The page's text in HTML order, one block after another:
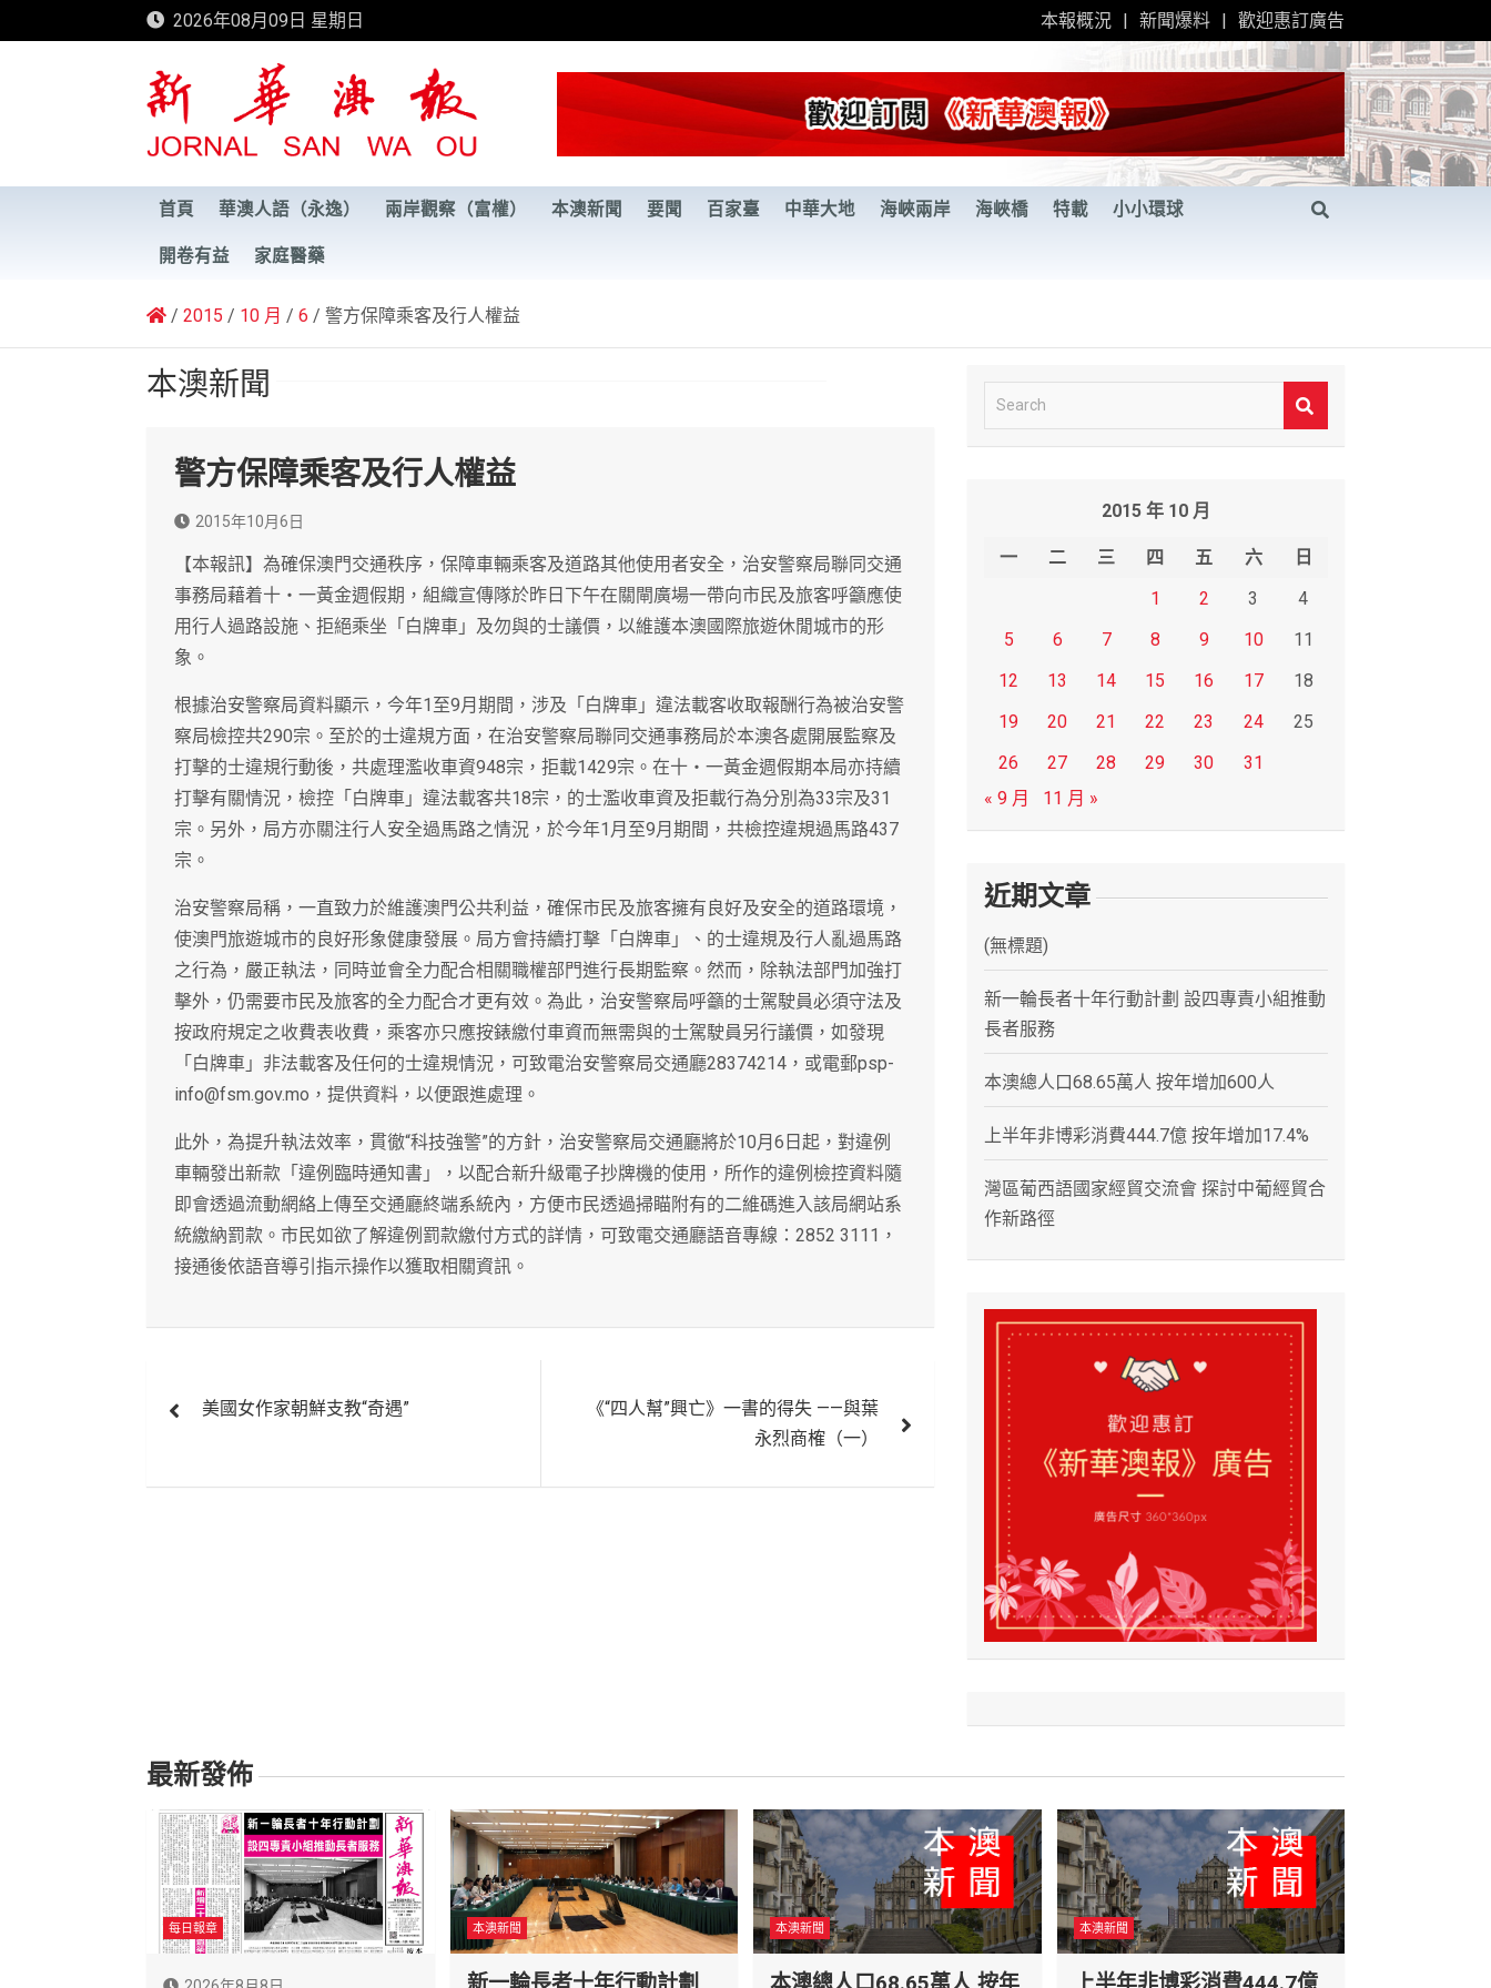
to
2026年08月09日 星期日 本報概況 新聞爆料 歡迎惠訂廣告
新華澳報
首頁 華澳人語（永逸） 兩岸觀察（富權） 本澳新聞 要聞 百家臺 中華大地 海峽兩岸 海峽橋 特載 小小環球
開卷有益 家庭醫藥
2015 10 月 6 警方保障乘客及行人權益
本澳新聞
警方保障乘客及行人權益
2015年10月6日
【本報訊】為確保澳門交通秩序，保障車輛乘客及道路其他使用者安全，治安警察局聯同交通
事務局藉着十‧一黃金週假期，組織宣傳隊於昨日下午在關閘廣場一帶向市民及旅客呼籲應使
用行人過路設施、拒絕乘坐「白牌車」及勿與的士議價，以維護本澳國際旅遊休閒城市的形
象。
根據治安警察局資料顯示，今年1至9月期間，涉及「白牌車」違法載客收取報酬行為被治安警
察局檢控共290宗。至於的士違規方面，在治安警察局聯同交通事務局於本澳各處開展監察及
打擊的士違規行動後，共處理濫收車資948宗，拒載1429宗。在十‧一黃金週假期本局亦持續
打擊有關情況，檢控「白牌車」違法載客共18宗，的士濫收車資及拒載行為分別為33宗及31
宗。另外，局方亦關注行人安全過馬路之情況，於今年1月至9月期間，共檢控違規過馬路437
宗。
治安警察局稱，一直致力於維護澳門公共利益，確保市民及旅客擁有良好及安全的道路環境，
使澳門旅遊城市的良好形象健康發展。局方會持續打擊「白牌車」、的士違規及行人亂過馬路
之行為，嚴正執法，同時並會全力配合相關職權部門進行長期監察。然而，除執法部門加強打
擊外，仍需要市民及旅客的全力配合才更有效。為此，治安警察局呼籲的士駕駛員必須守法及
按政府規定之收費表收費，乘客亦只應按錶繳付車資而無需與的士駕駛員另行議價，如發現
「白牌車」非法載客及任何的士違規情況，可致電治安警察局交通廳28374214，或電郵psp-
info@fsm.gov.mo，提供資料，以便跟進處理。
此外，為提升執法效率，貫徹“科技強警”的方針，治安警察局交通廳將於10月6日起，對違例
車輛發出新款「違例臨時通知書」，以配合新升級電子抄牌機的使用，所作的違例檢控資料隨
即會透過流動網絡上傳至交通廳終端系統內，方便市民透過掃瞄附有的二維碼進入該局網站系
統繳納罰款。市民如欲了解違例罰款繳付方式的詳情，可致電交通廳語音專線：2852 3111，
接通後依語音導引指示操作以獲取相關資訊。
章
美國女作家朝鮮支教“奇遇”
《“四人幫”興亡》一書的得失 ——與葉
永烈商榷（一）
e
2015 年 10 月
一 二 三 四 五 六
日
1
2 3
4
5
6 7 8 9 10
11
12
13 14 15 16 17
18
19
20 21 22 23 24
25
26
27 28 29 30
31
« 9 月
11 月 »
近期文章
(無標題)
新一輪長者十年行動計劃 設四專責小組推動
長者服務
本澳總人口68.65萬人 按年增加600人
上半年非博彩消費444.7億 按年增加17.4%
灣區葡西語國家經貿交流會 探討中葡經貿合
作新路徑
最新發佈
每日報章 本澳新聞 本澳新聞 本澳新聞